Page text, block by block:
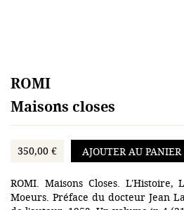
ROMI
Maisons closes
350,00 € AJOUTER AU PANIER
ROMI. Maisons Closes.
Moeurs. Préface du docteur Jean